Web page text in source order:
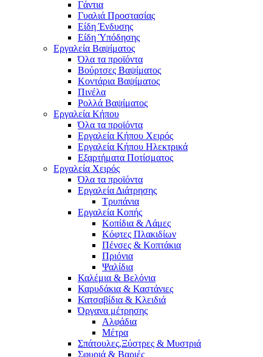
Γάντια
Γυαλιά Προστασίας
Είδη Ένδυσης
Είδη Ύπόδησης
Εργαλεία Βαψίματος
Όλα τα προϊόντα
Βούρτσες Βαψίματος
Κοντάρια Βαψίματος
Πινέλα
Ρολλά Βαψίματος
Εργαλεία Κήπου
Όλα τα προϊόντα
Εργαλεία Κήπου Χειρός
Εργαλεία Κήπου Ηλεκτρικά
Εξαρτήματα Ποτίσματος
Εργαλεία Χειρός
Όλα τα προϊόντα
Εργαλεία Διάτρησης
Τρυπάνια
Εργαλεία Κοπής
Κοπίδια & Λάμες
Κόφτες Πλακιδίων
Πένσες & Κοπτάκια
Πριόνια
Ψαλίδια
Καλέμια & Βελόνια
Καρυδάκια & Καστάνιες
Κατσαβίδια & Κλειδιά
Όργανα μέτρησης
Αλφάδια
Μέτρα
Σπάτουλες,Ξύστρες & Μυστριά
Σφυριά & Βαριές